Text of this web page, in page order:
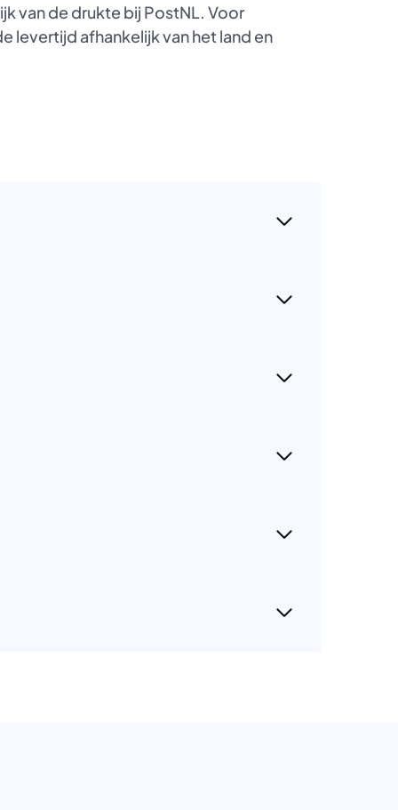
van de drukte bij PostNL. Voor
levertijd afhankelijk van het land en